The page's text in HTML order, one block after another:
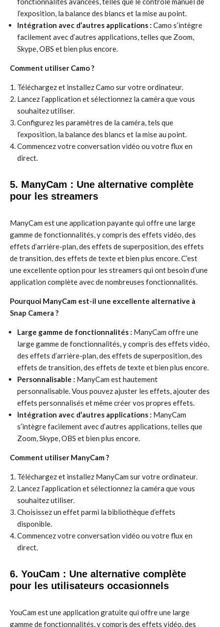
l’exposition, la balance des blancs et la mise au point.
Intégration avec d’autres applications : Camo s’intègre
facilement avec d’autres applications, telles que Zoom,
Skype, OBS et bien plus encore.
Comment utiliser Camo ?
Téléchargez et installez Camo sur votre ordinateur.
Lancez l’application et sélectionnez la caméra que vous
souhaitez utiliser.
Configurez les paramètres de la caméra, tels que
l’exposition, la balance des blancs et la mise au point.
Commencez votre conversation vidéo ou votre flux en
direct.
5. ManyCam : Une alternative complète
pour les streamers
ManyCam est une application payante qui offre une large
gamme de fonctionnalités, y compris des effets vidéo, des
effets d’arrière-plan, des effets de superposition, des effets
de transition, des effets de texte et bien plus encore. C’est
une excellente option pour les streamers qui ont besoin d’une
application complète avec de nombreuses fonctionnalités.
Pourquoi ManyCam est-il une excellente alternative à
Snap Camera ?
Large gamme de fonctionnalités : ManyCam offre une
large gamme de fonctionnalités, y compris des effets vidéo,
des effets d’arrière-plan, des effets de superposition, des
effets de transition, des effets de texte et bien plus encore.
Personnalisable : ManyCam est hautement
personnalisable. Vous pouvez ajuster les effets, ajouter des
effets personnalisés et même créer vos propres effets.
Intégration avec d’autres applications : ManyCam
s’intègre facilement avec d’autres applications, telles que
Zoom, Skype, OBS et bien plus encore.
Comment utiliser ManyCam ?
Téléchargez et installez ManyCam sur votre ordinateur.
Lancez l’application et sélectionnez la caméra que vous
souhaitez utiliser.
Choisissez un effet parmi la bibliothèque d’effets
disponible.
Commencez votre conversation vidéo ou votre flux en
direct.
6. YouCam : Une alternative complète
pour les utilisateurs occasionnels
YouCam est une application gratuite qui offre une large
gamme de fonctionnalités, y compris des effets vidéo, des